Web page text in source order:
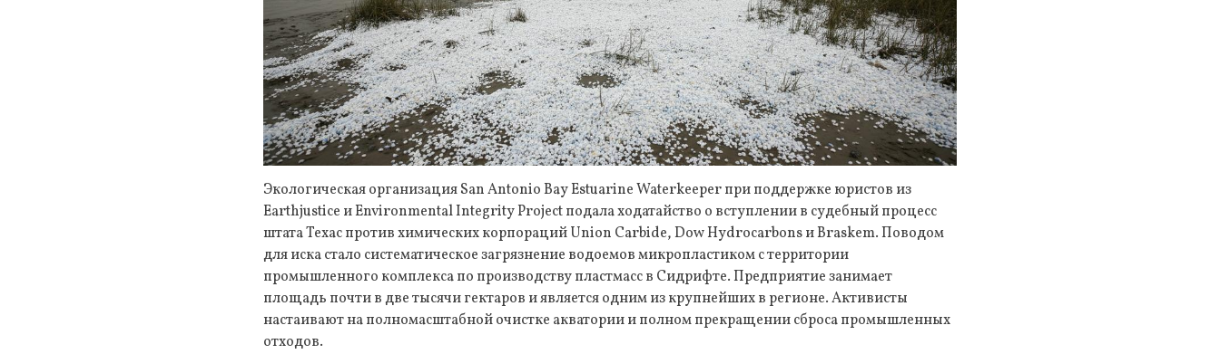
Экологическая организация San Antonio Bay Estuarine Waterkeeper при поддержке юристов из
Earthjustice и Environmental Integrity Project подала ходатайство о вступлении в судебный процесс
штата Техас против химических корпораций Union Carbide, Dow Hydrocarbons и Braskem. Поводом
для иска стало систематическое загрязнение водоемов микропластиком с территории
промышленного комплекса по производству пластмасс в Сидрифте. Предприятие занимает
площадь почти в две тысячи гектаров и является одним из крупнейших в регионе. Активисты
настаивают на полномасштабной очистке акватории и полном прекращении сброса промышленных
отходов.